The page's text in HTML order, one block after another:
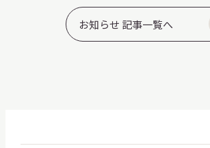
お知らせ 記事一覧へ